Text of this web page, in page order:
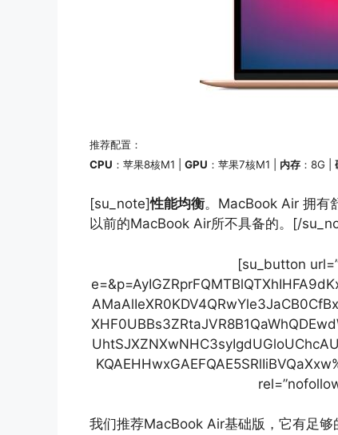
推荐配置：
CPU ：苹果8核M1 | GPU ：苹果7核M1 | 内存 ：8G |
[su_note]性能均衡。MacBook Air 拥有
以前的MacBook Air所不具备的。[/
[su_button
我们推荐MacBook Air基础版，它有足够